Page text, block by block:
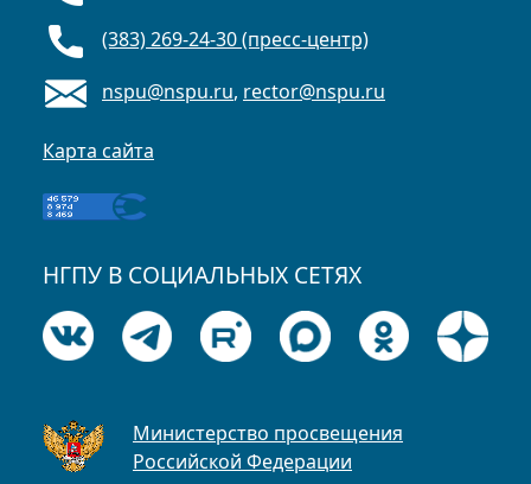
(383) 269-24-30 (пресс-центр)
nspu@nspu.ru, rector@nspu.ru
Карта сайта
НГПУ В СОЦИАЛЬНЫХ СЕТЯХ
Министерство просвещения
Российской Федерации